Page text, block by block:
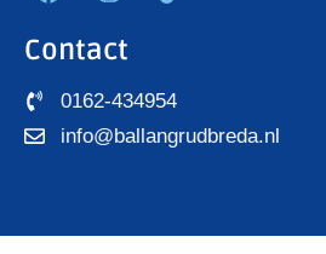
Contact
0162-434954
info@ballangrudbreda.nl